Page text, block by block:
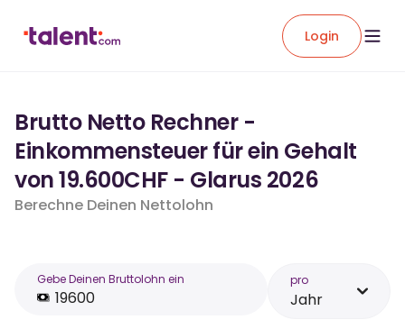
Login
Brutto Netto Rechner -
Einkommensteuer für ein Gehalt
von 19.600CHF - Glarus 2026
Berechne Deinen Nettolohn
Gebe Deinen Bruttolohn ein pro
Jahr